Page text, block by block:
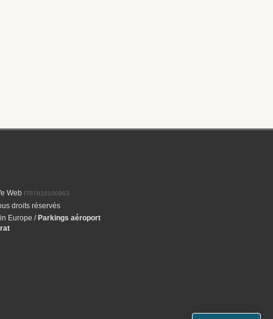
Web IT07818100963
droits réservés
Europe / Parkings aéroport